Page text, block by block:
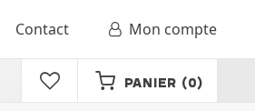
Contact Mon compte
PANIER (0)